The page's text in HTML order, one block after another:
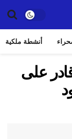
أنشطة ملكية
على